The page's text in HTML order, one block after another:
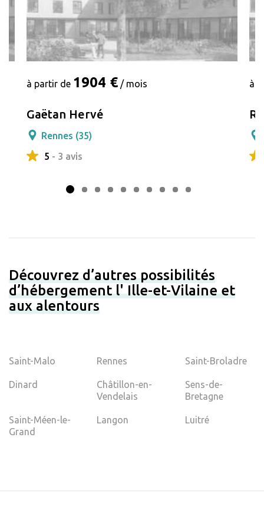
à partir de 1904 € / mois
Gaëtan Hervé
Rennes (35)
5 - 3 avis
à
Découvrez d’autres possibilités
d’hébergement l' Ille-et-Vilaine et
aux alentours
Saint-Malo Rennes Saint-Broladre
Dinard
Châtillon-en-
Vendelais
Sens-de-
Bretagne
Saint-Méen-le-
Grand
Langon Luitré